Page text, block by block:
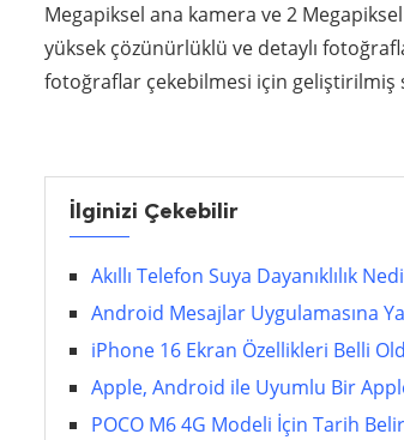
Megapiksel ana kamera ve 2
yüksek çözünürlüklü ve detaylı
fotoğraflar çekebilmesi için geliştirilmiş
İlginizi Çekebilir
Akıllı Telefon Suya Dayanıklılık
Android Mesajlar Uygulamasına
iPhone 16 Ekran Özellikleri Belli
Apple, Android ile Uyumlu Bir
POCO M6 4G Modeli İçin Tarih